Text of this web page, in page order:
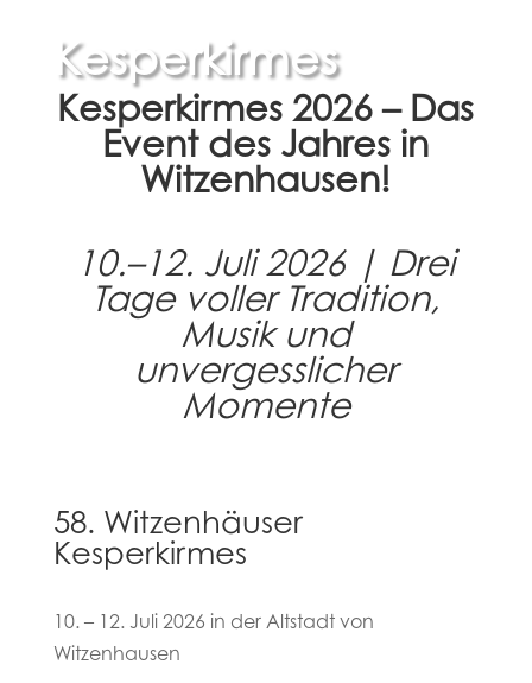
Kesperkirmes
Kesperkirmes 2026 – Das
Event des Jahres in
Witzenhausen!
10.–12. Juli 2026 | Drei
Tage voller Tradition,
Musik und
unvergesslicher
Momente
58. Witzenhäuser
Kesperkirmes
10. – 12. Juli 2026 in der Altstadt von
Witzenhausen